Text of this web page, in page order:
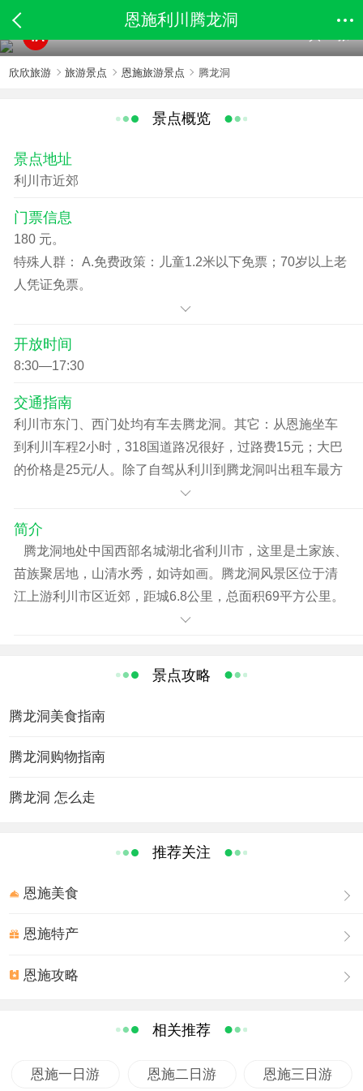
恩施利川腾龙洞
4A
欣欣旅游 旅游景点 恩施旅游景点 腾龙洞
景点概览
景点地址
利川市近郊
门票信息
180 元。
特殊人群： A.免费政策：儿童1.2米以下免票；70岁以上老
人凭证免票。
B.优惠政策：1.2米以上凭学生证预订学生票；60至69岁老
开放时间
8:30—17:30
交通指南
利川市东门、西门处均有车去腾龙洞。其它：从恩施坐车
到利川车程2小时，318国道路况很好，过路费15元；大巴
的价格是25元/人。除了自驾从利川到腾龙洞叫出租车最方
便，司机一般不打表，开价10元，车程15分钟左右。 利川
意，多人合乘仅2元/人。 利川市火车站有专门的腾龙洞旅
游接送车辆，出站即可看见。 从利川火车站或其他地方打
的到利川交警大队旁边的腾龙洞[1]大牌坊再坐专车到景
区，坐6路公交车也可以到达。
简介
腾龙洞地处中国西部名城湖北省利川市，这里是土家族、
苗族聚居地，山清水秀，如诗如画。腾龙洞风景区位于清
江上游利川市区近郊，距城6.8公里，总面积69平方公里。
由水洞、旱洞、鲇鱼洞、凉风洞、独家寨及三个龙门、化
洞之一，中国最大的溶洞。该洞以其雄、险、奇、幽、绝
的独特魅力驰名中外。 该洞洞口高72米，宽64米，洞内最
16.8公里，洞穴容积总量4000多万立方米。洞中有5座山
水洞旱洞相连，主洞支洞互通，且无毒气，无蛇蝎，无污
洞中景观千姿百态，神秘莫测。洞外风光山清水秀，水洞
全国人大常委会副委员长王任重题写了“腾龙洞”洞名；原湖
观”；原全国作家会副主席冯牧挥毫泼墨“登山当攀珠峰，揽
美的地方”“中国最美的六大旅游洞穴”之一，2006年由英国
等组成的28名专家对腾龙洞进行科学考察得出：腾龙洞容
军委命名为“利川艇”，腾龙洞以独特的自然景观和宜人的气
景点攻略
腾龙洞美食指南
腾龙洞购物指南
腾龙洞 怎么走
推荐关注
恩施美食
恩施特产
恩施攻略
相关推荐
恩施一日游 恩施二日游 恩施三日游